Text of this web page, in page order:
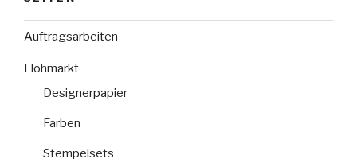
Auftragsarbeiten
Flohmarkt
Designerpapier
Farben
Stempelsets